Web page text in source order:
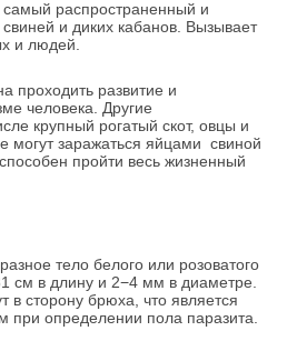
самый распространенный и
и диких кабанов. Вызывает
и людей.
проходить развитие и
человека. Другие
крупный рогатый скот, овцы и
могут заражаться яйцами свиной
пройти весь жизненный
тело белого или розоватого
см в длину и 2−4 мм в диаметре.
в сторону брюха, что является
при определении пола паразита.